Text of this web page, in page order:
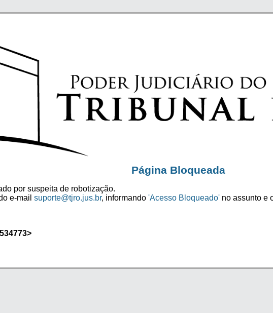
Página Bloqueada
por suspeita de robotização.
e-mail suporte@tjro.jus.br, informando 'Acesso Bloqueado' no assunto e